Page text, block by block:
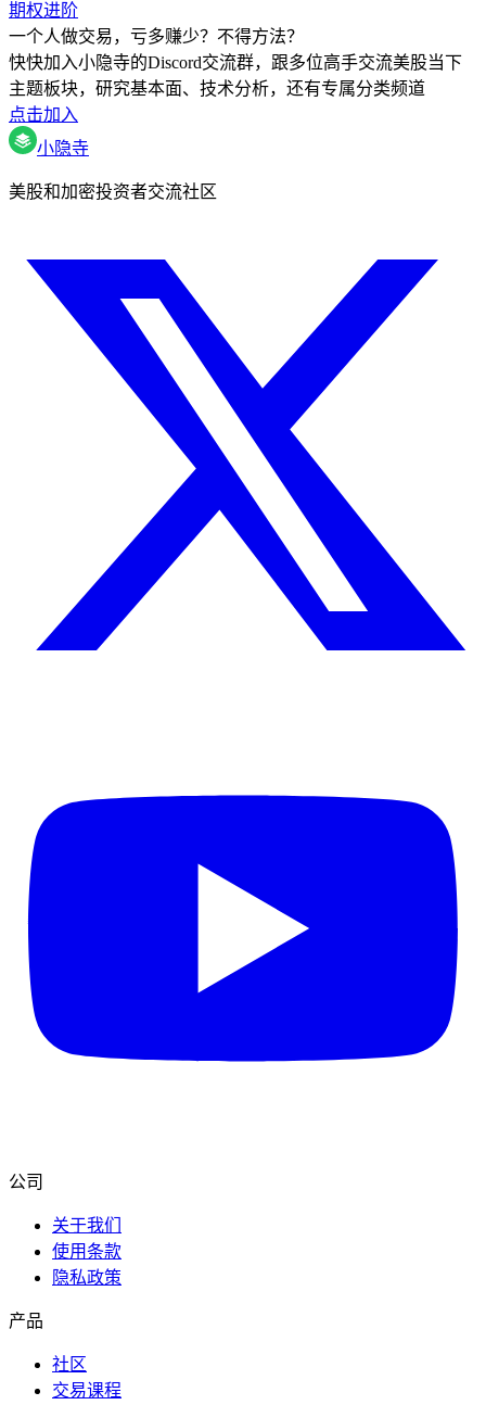
期权进阶
一个人做交易，亏多赚少？不得方法？
快快加入小隐寺的Discord交流群，跟多位高手交流美股当下
主题板块，研究基本面、技术分析，还有专属分类频道
点击加入
小隐寺
美股和加密投资者交流社区
公司
关于我们
使用条款
隐私政策
产品
社区
交易课程